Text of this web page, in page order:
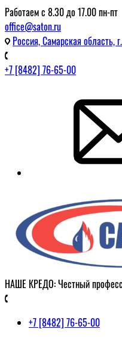
Работаем с 8.30 до 17.00 пн-пт
office@saton.ru
Россия, Самарская область,
+7 [8482] 76-65-00
НАШЕ КРЕДО: Честный
+7 [8482] 76-65-00